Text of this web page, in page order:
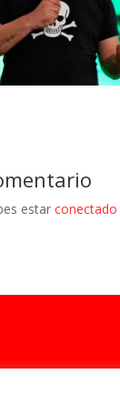
estarconectado